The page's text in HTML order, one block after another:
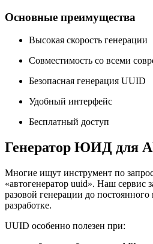
Основные преимущества
Высокая скорость генерации
Совместимость со всеми
Безопасная генерация UUID
Удобный интерфейс
Бесплатный доступ
Генератор ЮИД для
Многие ищут инструмент по
«автогенератор uuid». Наш сервис
разовой генерации до постоянного
разработке.
UUID особенно полезен при: